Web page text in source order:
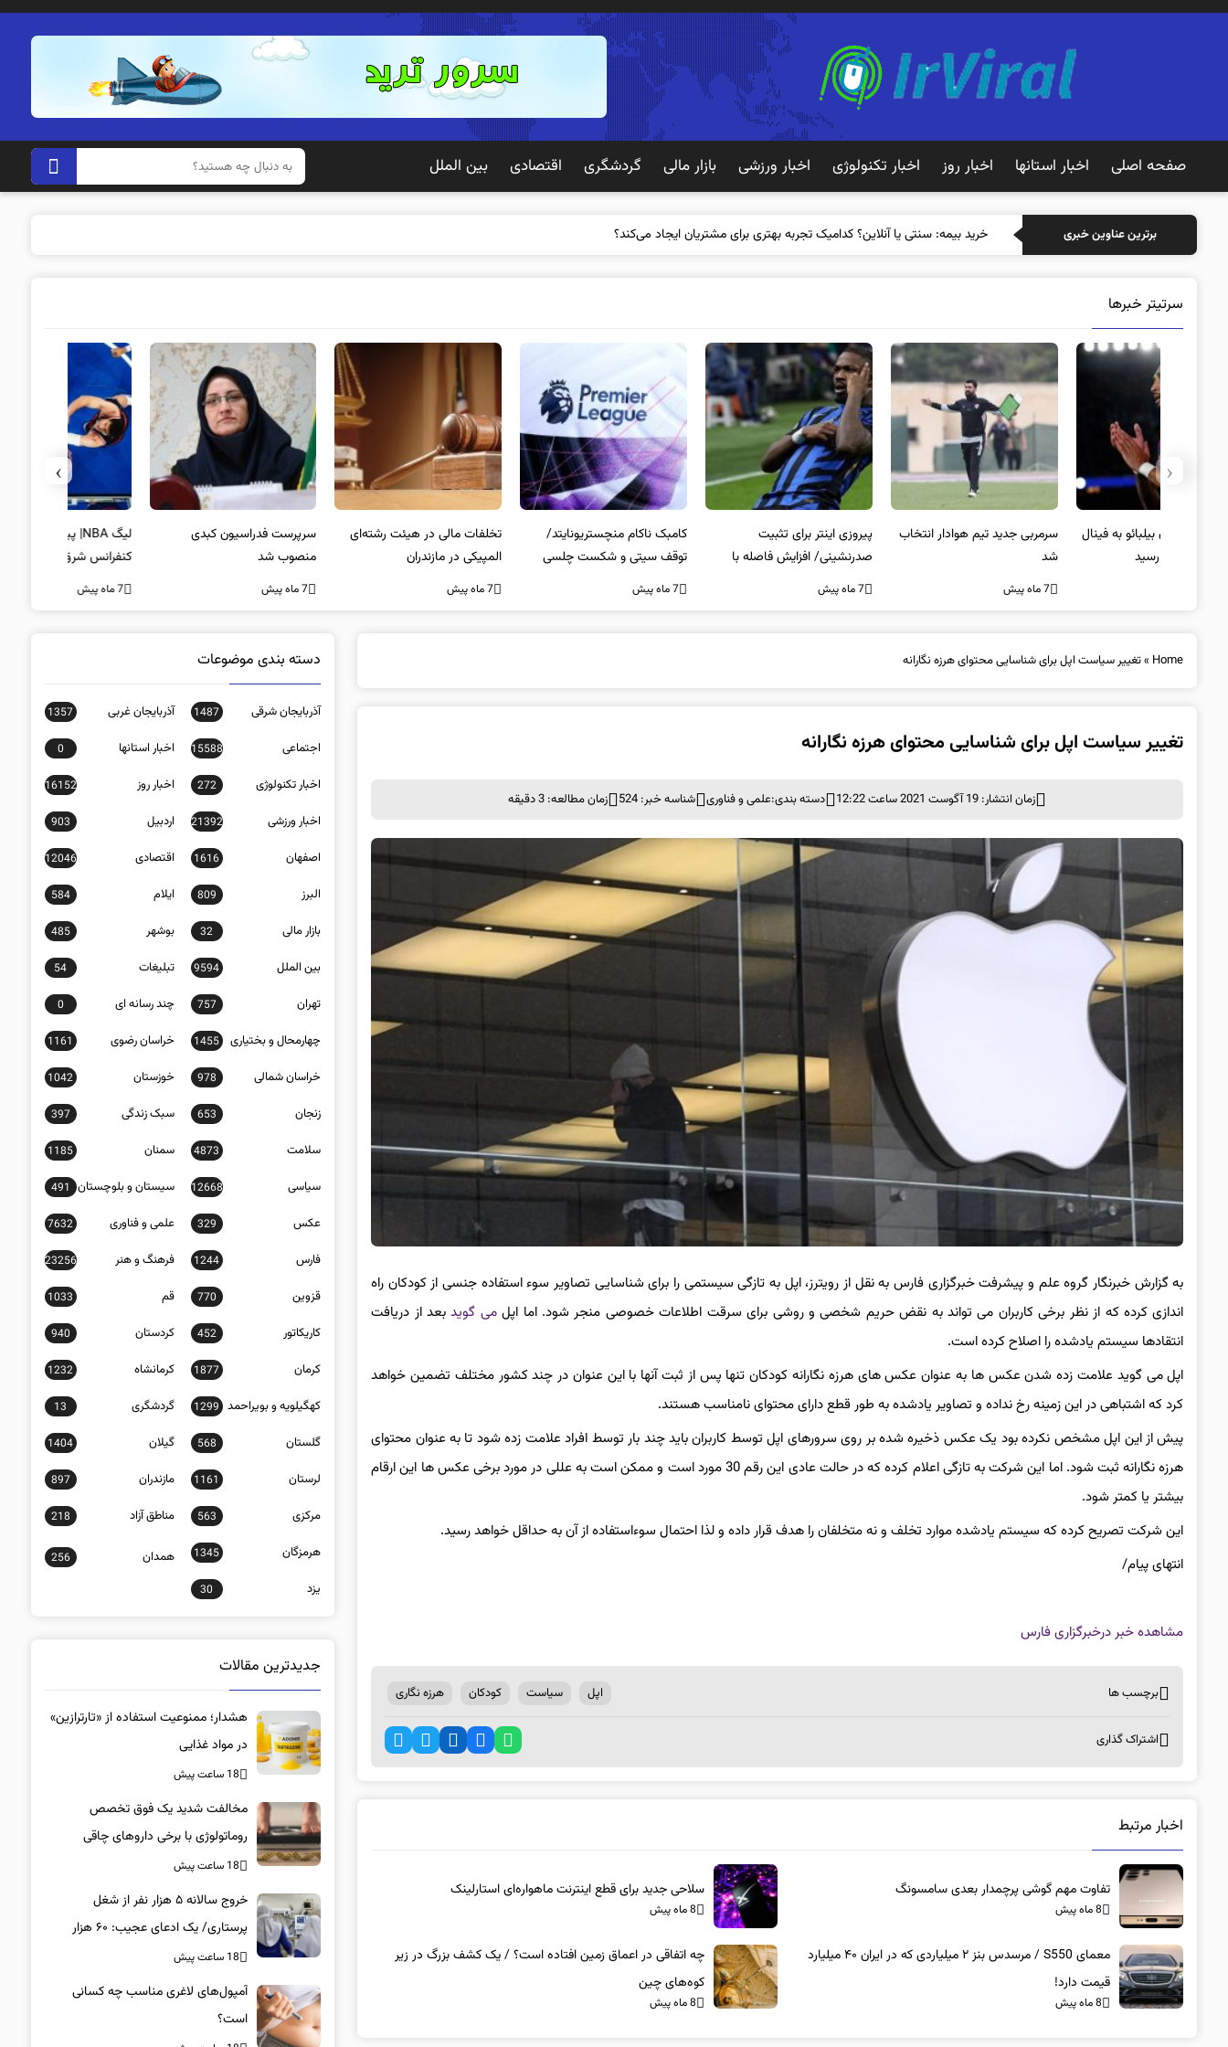
صفحه اصلی اخبار استانها اخبار روز اخبار تکنولوژی اخبار ورزشی بازار مالی گردشگری اقتصادی بین الملل
برترین عناوین خبری خرید
سرتیتر خبرها
سرمربی جدید تیم هوادار انتخاب
شد
پیروزی اینتر برای تثبیت
صدرنشینی/ افزایش فاصله با
کامبک ناکام منچستریونایتد/
توقف سیتی و شکست چلسی
تخلفات مالی در هیئت رشته‌ای
المپیکی در مازندران
سرپرست فدراسیون کبدی
منصوب شد
لیگ NBA| پیروزی صدرنشینان
کنفرانس شرق و شکست لیکرز در
‹
›
Home
»تغییر سیاست اپل برای شناسایی محتوای هرزه نگارانه
تغییر سیاست اپل برای شناسایی محتوای هرزه نگارانه
زمان انتشار: 19 آگوست 2021 ساعت 12:22 دسته بندی:علمی و فناوری شناسه خبر: 524 زمان مطالعه: 3 دقیقه
به گزارش خبرنگار گروه علم و پیشرفت خبرگزاری فارس به نقل از رویترز، اپل به تازگی سیستمی را برای شناسایی تصاویر سوء استفاده جنسی از کودکان راه
اندازی کرده که از نظر برخی کاربران می تواند به نقض حریم شخصی و روشی برای سرقت اطلاعات خصوصی منجر شود. اما اپلمی گویدبعد از دریافت
انتقادها سیستم یادشده را اصلاح کرده است.
اپل می گوید علامت زده شدن عکس ها به عنوان عکس های هرزه نگارانه کودکان تنها پس از ثبت آنها با این عنوان در چند کشور مختلف تضمین خواهد
کرد که اشتباهی در این زمینه رخ نداده و تصاویر یادشده به طور قطع دارای محتوای نامناسب هستند.
پیش از این اپل مشخص نکرده بود یک عکس ذخیره شده بر روی سرورهای اپل توسط کاربران باید چند بار توسط افراد علامت زده شود تا به عنوان محتوای
هرزه نگارانه ثبت شود. اما این شرکت به تازگی اعلام کرده که در حالت عادی این رقم 30 مورد است و ممکن است به عللی در مورد برخی عکس ها این ارقام
بیشتر یا کمتر شود.
این شرکت تصریح کرده که سیستم یادشده موارد تخلف و نه متخلفان را هدف قرار داده و لذا احتمال سوءاستفاده از آن به حداقل خواهد رسید.
انتهای پیام/
مشاهده خبر درخبرگزاری فارس
برچسب ها اپل سیاست کودکان هرزه نگاری
اشتراک گذاری
اخبار مرتبط
تفاوت مهم گوشی پرچمدار بعدی سامسونگ
8 ماه پیش
سلاحی جدید برای قطع اینترنت ماهواره‌ای استارلینک
8 ماه پیش
معمای S550 / مرسدس بنز ۲ میلیاردی که در ایران ۴۰ میلیارد
قیمت دارد!
8 ماه پیش
چه اتفاقی در اعماق زمین افتاده است؟ / یک کشف بزرگ در زیر
کوه‌های چین
8 ماه پیش
دسته بندی موضوعات
آذربایجان شرقی 1487 آذربایجان غربی 1357
اجتماعی 15588 اخبار استانها 0
اخبار تکنولوژی 272 اخبار روز 16152
اخبار ورزشی 21392 اردبیل 903
اصفهان 1616 اقتصادی 12046
البرز 809 ایلام 584
بازار مالی 32 بوشهر 485
بین الملل 9594 تبلیغات 54
تهران 757 چند رسانه ای 0
چهارمحال و بختیاری 1455 خراسان رضوی 1161
خراسان شمالی 978 خوزستان 1042
زنجان 653 سبک زندگی 397
سلامت 4873 سمنان 1185
سیاسی 12668 سیستان و بلوچستان 491
عکس 329 علمی و فناوری 7632
فارس 1244 فرهنگ و هنر 23256
قزوین 770 قم 1033
کاریکاتور 452 کردستان 940
کرمان 1877 کرمانشاه 1232
کهگیلویه و بویراحمد 1299 گردشگری 13
گلستان 568 گیلان 1404
لرستان 1161 مازندران 897
مرکزی 563 مناطق آزاد 218
هرمزگان 1345 همدان 256
یزد 30
جدیدترین مقالات
هشدار؛ ممنوعیت استفاده از «تارترازین»
در مواد غذایی
18 ساعت پیش
مخالفت شدید یک فوق تخصص
روماتولوژی با برخی داروهای چاقی
18 ساعت پیش
خروج سالانه ۵ هزار نفر از شغل
پرستاری/ یک ادعای عجیب: ۶۰ هزار
پرستار خانه‌نشین شدند؟
18 ساعت پیش
آمپول‌های لاغری مناسب چه کسانی
است؟